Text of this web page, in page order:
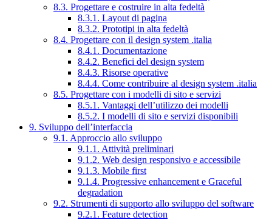
8.3. Progettare e costruire in alta fedeltà
8.3.1. Layout di pagina
8.3.2. Prototipi in alta fedeltà
8.4. Progettare con il design system .italia
8.4.1. Documentazione
8.4.2. Benefici del design system
8.4.3. Risorse operative
8.4.4. Come contribuire al design system .italia
8.5. Progettare con i modelli di sito e servizi
8.5.1. Vantaggi dell’utilizzo dei modelli
8.5.2. I modelli di sito e servizi disponibili
9. Sviluppo dell’interfaccia
9.1. Approccio allo sviluppo
9.1.1. Attività preliminari
9.1.2. Web design responsivo e accessibile
9.1.3. Mobile first
9.1.4. Progressive enhancement e Graceful
degradation
9.2. Strumenti di supporto allo sviluppo del software
9.2.1. Feature detection